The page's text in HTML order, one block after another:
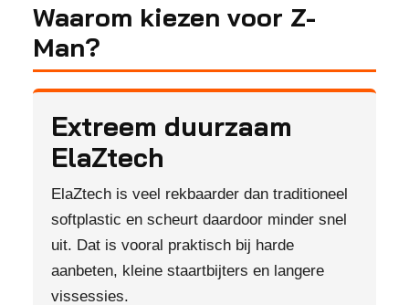
Waarom kiezen voor Z-
Man?
Extreem duurzaam
ElaZtech
ElaZtech is veel rekbaarder dan traditioneel
softplastic en scheurt daardoor minder snel
uit. Dat is vooral praktisch bij harde
aanbeten, kleine staartbijters en langere
vissessies.